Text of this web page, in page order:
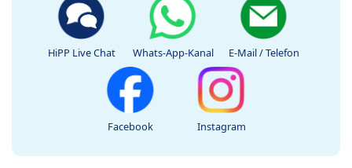
HiPP Live Chat Whats-App-Kanal E-Mail / Telefon
Facebook Instagram